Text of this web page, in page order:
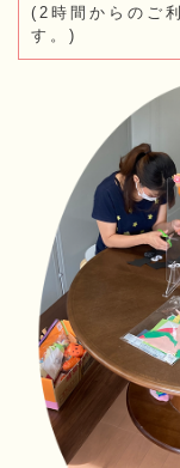
(2時間からのご
す。)